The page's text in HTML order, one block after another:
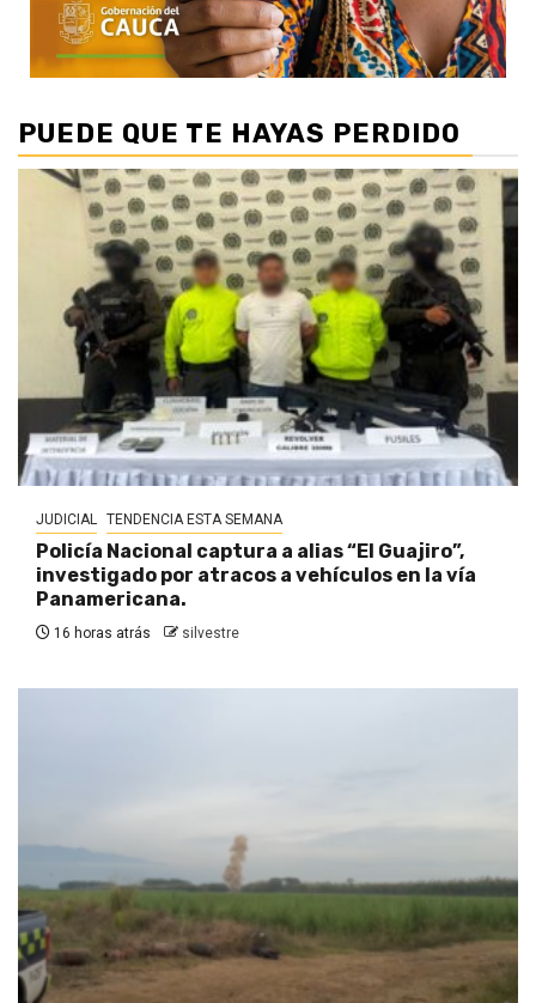
PUEDE QUE TE HAYAS PERDIDO
JUDICIAL TENDENCIA ESTA SEMANA
Policía Nacional captura a alias “El Guajiro”,
investigado por atracos a vehículos en la vía
Panamericana.
16 horas atrás silvestre